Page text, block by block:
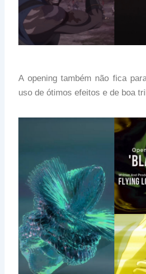
A opening também não fica
uso de ótimos efeitos e de boa